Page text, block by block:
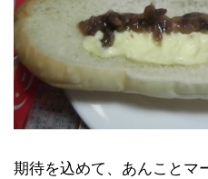
期待を込めて、あんことマ